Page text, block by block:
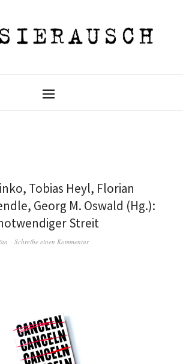
Tobias Heyl, Florian
Georg M. Oswald (Hg.):
Streit
Schreibe einen Kommentar